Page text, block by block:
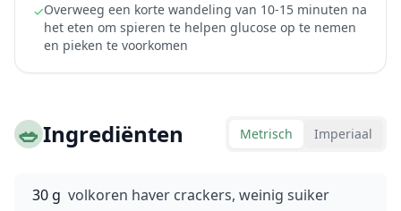
✓Overweeg een korte wandeling van 10-15 minuten na
het eten om spieren te helpen glucose op te nemen
en pieken te voorkomen
🥗Ingrediënten Metrisch Imperiaal
30 g volkoren haver crackers, weinig suiker